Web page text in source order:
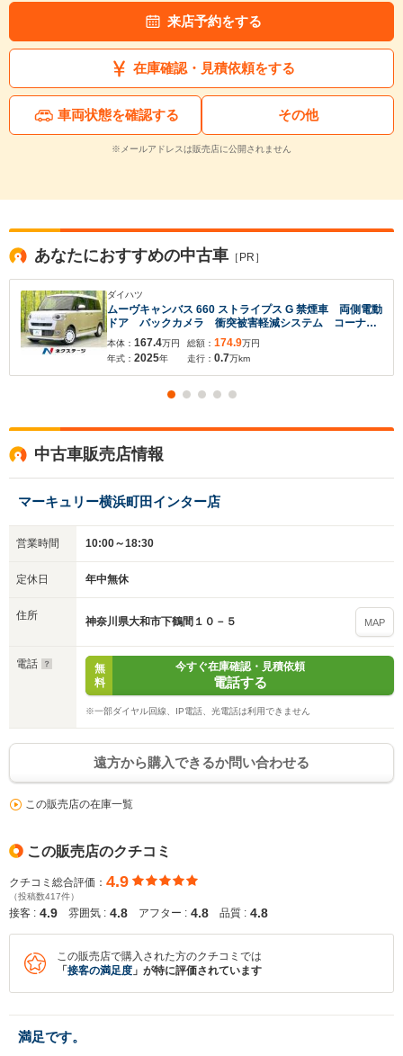
来店予約をする
在庫確認・見積依頼をする
車両状態を確認する その他
※メールアドレスは販売店に公開されません
あなたにおすすめの中古車 ［PR］
ダイハツ
ムーヴキャンバス 660 ストライプス G 禁煙車 両側電動
ドア バックカメラ 衝突被害軽減システム コーナー
センサー 前席シートヒーター スマートキー LEDヘ
ッド オートライト オートエアコン Bluetooth
LEDフォグ
本体： 167.4万円
年式： 2025年
総額： 174.9万円
走行： 0.7万km
中古車販売店情報
マーキュリー横浜町田インター店
営業時間 10:00～18:30
定休日 年中無休
住所 神奈川県大和市下鶴間１０－５ MAP
電話
無
料
今すぐ在庫確認・見積依頼
電話する
※一部ダイヤル回線、IP電話、光電話は利用できません
遠方から購入できるか問い合わせる
この販売店の在庫一覧
この販売店のクチコミ
クチコミ総合評価： 4.9
（投稿数417件）
接客 : 4.9 雰囲気 : 4.8 アフター : 4.8 品質 : 4.8
この販売店で購入された方のクチコミでは
「 接客の満足度 」が特に評価されています
満足です。
入力途中の情報を保存しますか？
※次回問い合わせをする際に自動入力されます
※保存された情報は90日で破棄されます
いいえ はい